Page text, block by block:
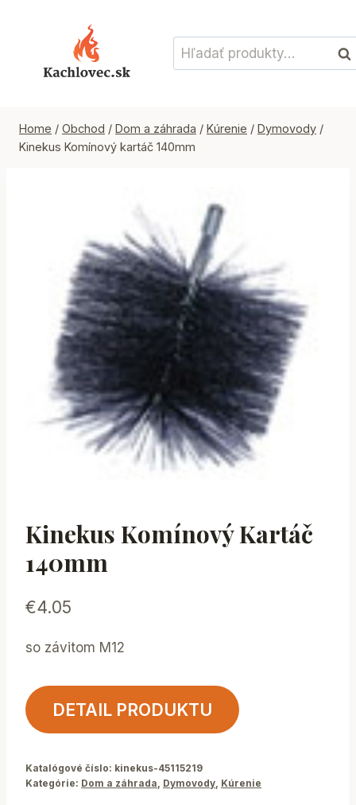
Hľadať:
Home / Obchod / Dom a záhrada / Kúrenie / Dymovody /
Kinekus Komínový kartáč 140mm
Kinekus Komínový Kartáč
140mm
€4.05
so závitom M12
DETAIL PRODUKTU
Katalógové číslo: kinekus-45115219
Kategórie: Dom a záhrada, Dymovody, Kúrenie